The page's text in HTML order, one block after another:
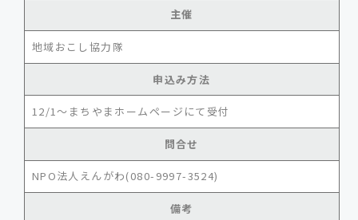
主催
地域おこし協力隊
申込み方法
12/1～まちやまホームページにて受付
問合せ
NPO法人えんがわ(080-9997-3524)
備考